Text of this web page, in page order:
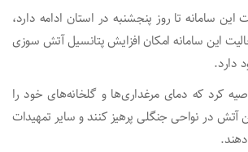
این سامانه تا روز پنجشنبه در استان ادامه دارد،
این سامانه امکان افزایش پتانسیل آتش سوزی
دارد.
کرد که دمای مرغداری‌ها و گلخانه‌های خود را
آتش در نواحی جنگلی پرهیز کنند و سایر تمهیدات
دهند.